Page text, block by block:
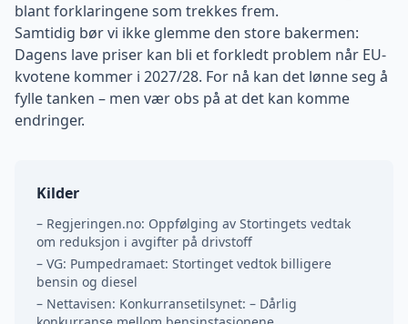
blant forklaringene som trekkes frem.
Samtidig bør vi ikke glemme den store bakermen:
Dagens lave priser kan bli et forkledt problem når EU-
kvotene kommer i 2027/28. For nå kan det lønne seg å
fylle tanken – men vær obs på at det kan komme
endringer.
Kilder
– Regjeringen.no: Oppfølging av Stortingets vedtak
om reduksjon i avgifter på drivstoff
– VG: Pumpedramaet: Stortinget vedtok billigere
bensin og diesel
– Nettavisen: Konkurransetilsynet: – Dårlig